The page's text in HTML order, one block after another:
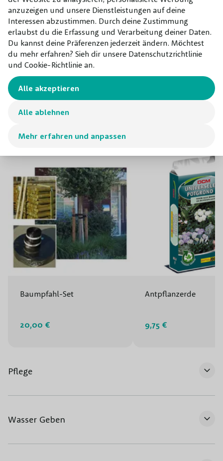
anzuzeigen und unsere Dienstleistungen auf deine
Interessen abzustimmen. Durch deine Zustimmung
erlaubst du die Erfassung und Verarbeitung deiner Daten.
Du kannst deine Präferenzen jederzeit ändern. Möchtest
du mehr erfahren? Sieh dir unsere Datenschutzrichtlinie
und Cookie-Richtlinie an.
Mehr erfahren und anpassen
Alle ablehnen
Alle akzeptieren
Amerikanischen Tulpenbaumes Hochstamm, die wie eine
Violine aussehen, sind eine tolle Bereicherung. Freuen Sie
sich einmal über dieleuchtend grünen Blätter im
Frühling, einen angenehmenSchatten im Sommerund
gelb-orangenes Laub im Herbst !
Kombinieren mit
Unsere Empfehlungen für dieses
Baumpfahl-Set
20,00 €
Antpflanzerde
9,75 €
Pflege
Wasser Geben